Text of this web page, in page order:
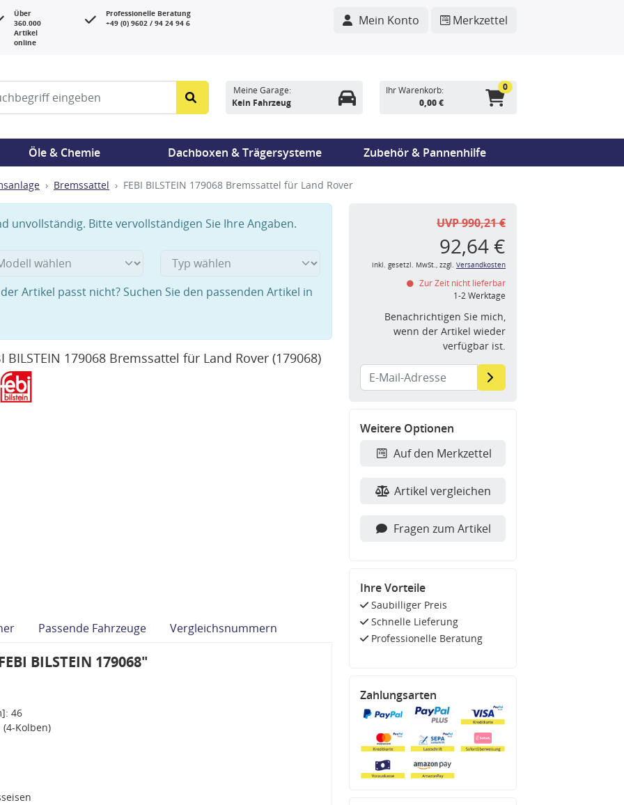
Über
360.000
Artikel
online
Professionelle Beratung
+49 (0) 9602 / 94 24 94 6
Mein Konto Merkzettel
Meine Garage:
Kein Fahrzeug
Ihr Warenkorb:
0,00 €
0
Öle & Chemie Dachboxen & Trägersysteme Zubehör & Pannenhilfe
Bremssattel FEBI BILSTEIN 179068 Bremssattel für Land Rover
unvollständig. Bitte vervollständigen Sie Ihre Angaben.
Artikel passt nicht? Suchen Sie den passenden Artikel in
BILSTEIN 179068 Bremssattel für Land Rover (179068)
Passende Fahrzeuge Vergleichsnummern
BILSTEIN 179068"
46
Kolben)
UVP 990,21 €
92,64 €
inkl. gesetzl. MwSt., zzgl. Versandkosten
Zur Zeit nicht lieferbar
1-2 Werktage
Benachrichtigen Sie mich,
wenn der Artikel wieder
verfügbar ist.
Weitere Optionen
Auf den Merkzettel
Artikel vergleichen
Fragen zum Artikel
Ihre Vorteile
Saubilliger Preis
Schnelle Lieferung
Professionelle Beratung
Zahlungsarten